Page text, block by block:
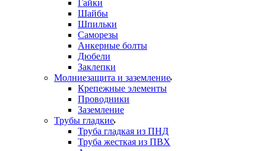
Гайки
Шайбы
Шпильки
Саморезы
Анкерные болты
Дюбели
Заклепки
Молниезащита и заземление
Крепежные элементы
Проводники
Заземление
Трубы гладкие
Труба гладкая из ПНД
Труба жесткая из ПВХ